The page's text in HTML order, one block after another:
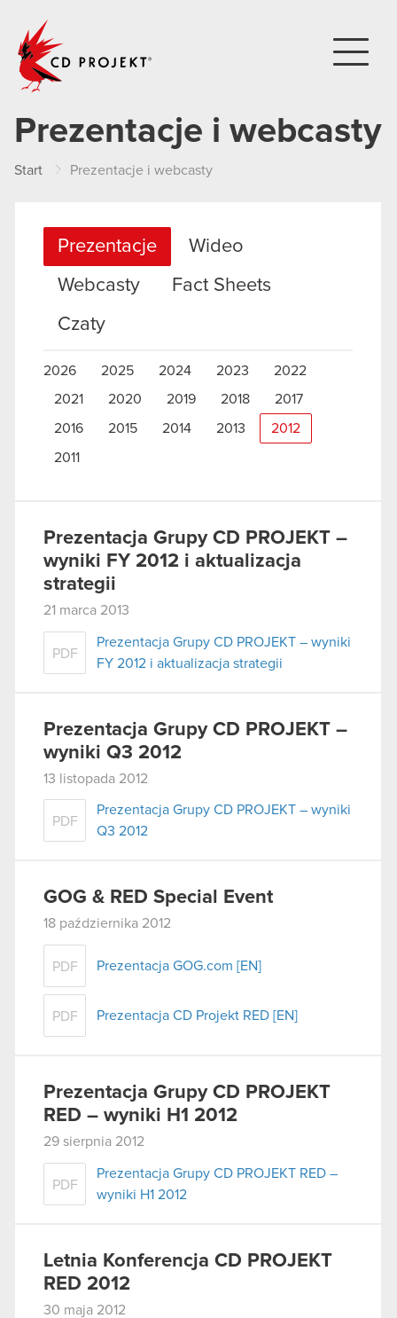
Prezentacje i webcasty
Start Prezentacje i webcasty
Prezentacje
Wideo
Webcasty
Fact Sheets
Czaty
2026 2025 2024 2023
2022
2021
2020 2019 2018 2017
2016 2015 2014 2013 2012
2011
Prezentacja Grupy CD PROJEKT –
wyniki FY 2012 i aktualizacja
strategii
21 marca 2013
PDF
Prezentacja Grupy CD PROJEKT – wyniki
FY 2012 i aktualizacja strategii
Prezentacja Grupy CD PROJEKT –
wyniki Q3 2012
13 listopada 2012
PDF
Prezentacja Grupy CD PROJEKT – wyniki
Q3 2012
GOG & RED Special Event
18 października 2012
PDF Prezentacja GOG.com [EN]
PDF Prezentacja CD Projekt RED [EN]
Prezentacja Grupy CD PROJEKT
RED – wyniki H1 2012
29 sierpnia 2012
PDF
Prezentacja Grupy CD PROJEKT RED –
wyniki H1 2012
Letnia Konferencja CD PROJEKT
RED 2012
30 maja 2012